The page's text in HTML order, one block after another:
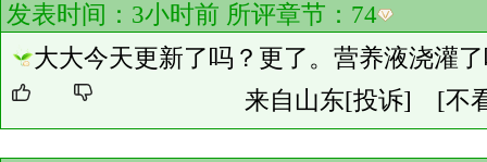
发表时间：3小时前 所评章节： 74
大大今天更新了吗？更了。营养液浇灌
来自山东[投诉] [不